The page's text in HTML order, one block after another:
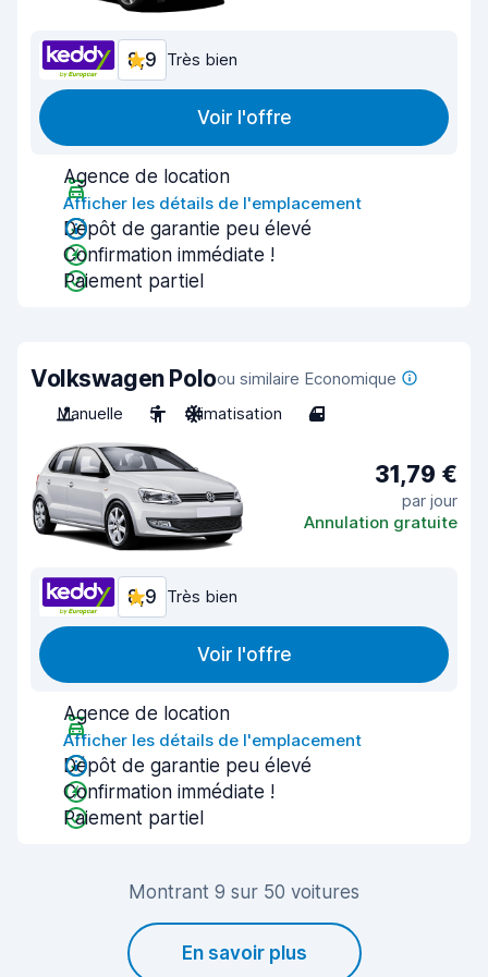
8,9 Très bien
Voir l'offre
Agence de location
Afficher les détails de l'emplacement
Dépôt de garantie peu élevé
Confirmation immédiate !
Paiement partiel
Volkswagen Poloou similaire Economique
Manuelle
5 Climatisation 4
31,79 €
par jour
Annulation gratuite
8,9 Très bien
Voir l'offre
Agence de location
Afficher les détails de l'emplacement
Dépôt de garantie peu élevé
Confirmation immédiate !
Paiement partiel
Montrant 9 sur 50 voitures
En savoir plus